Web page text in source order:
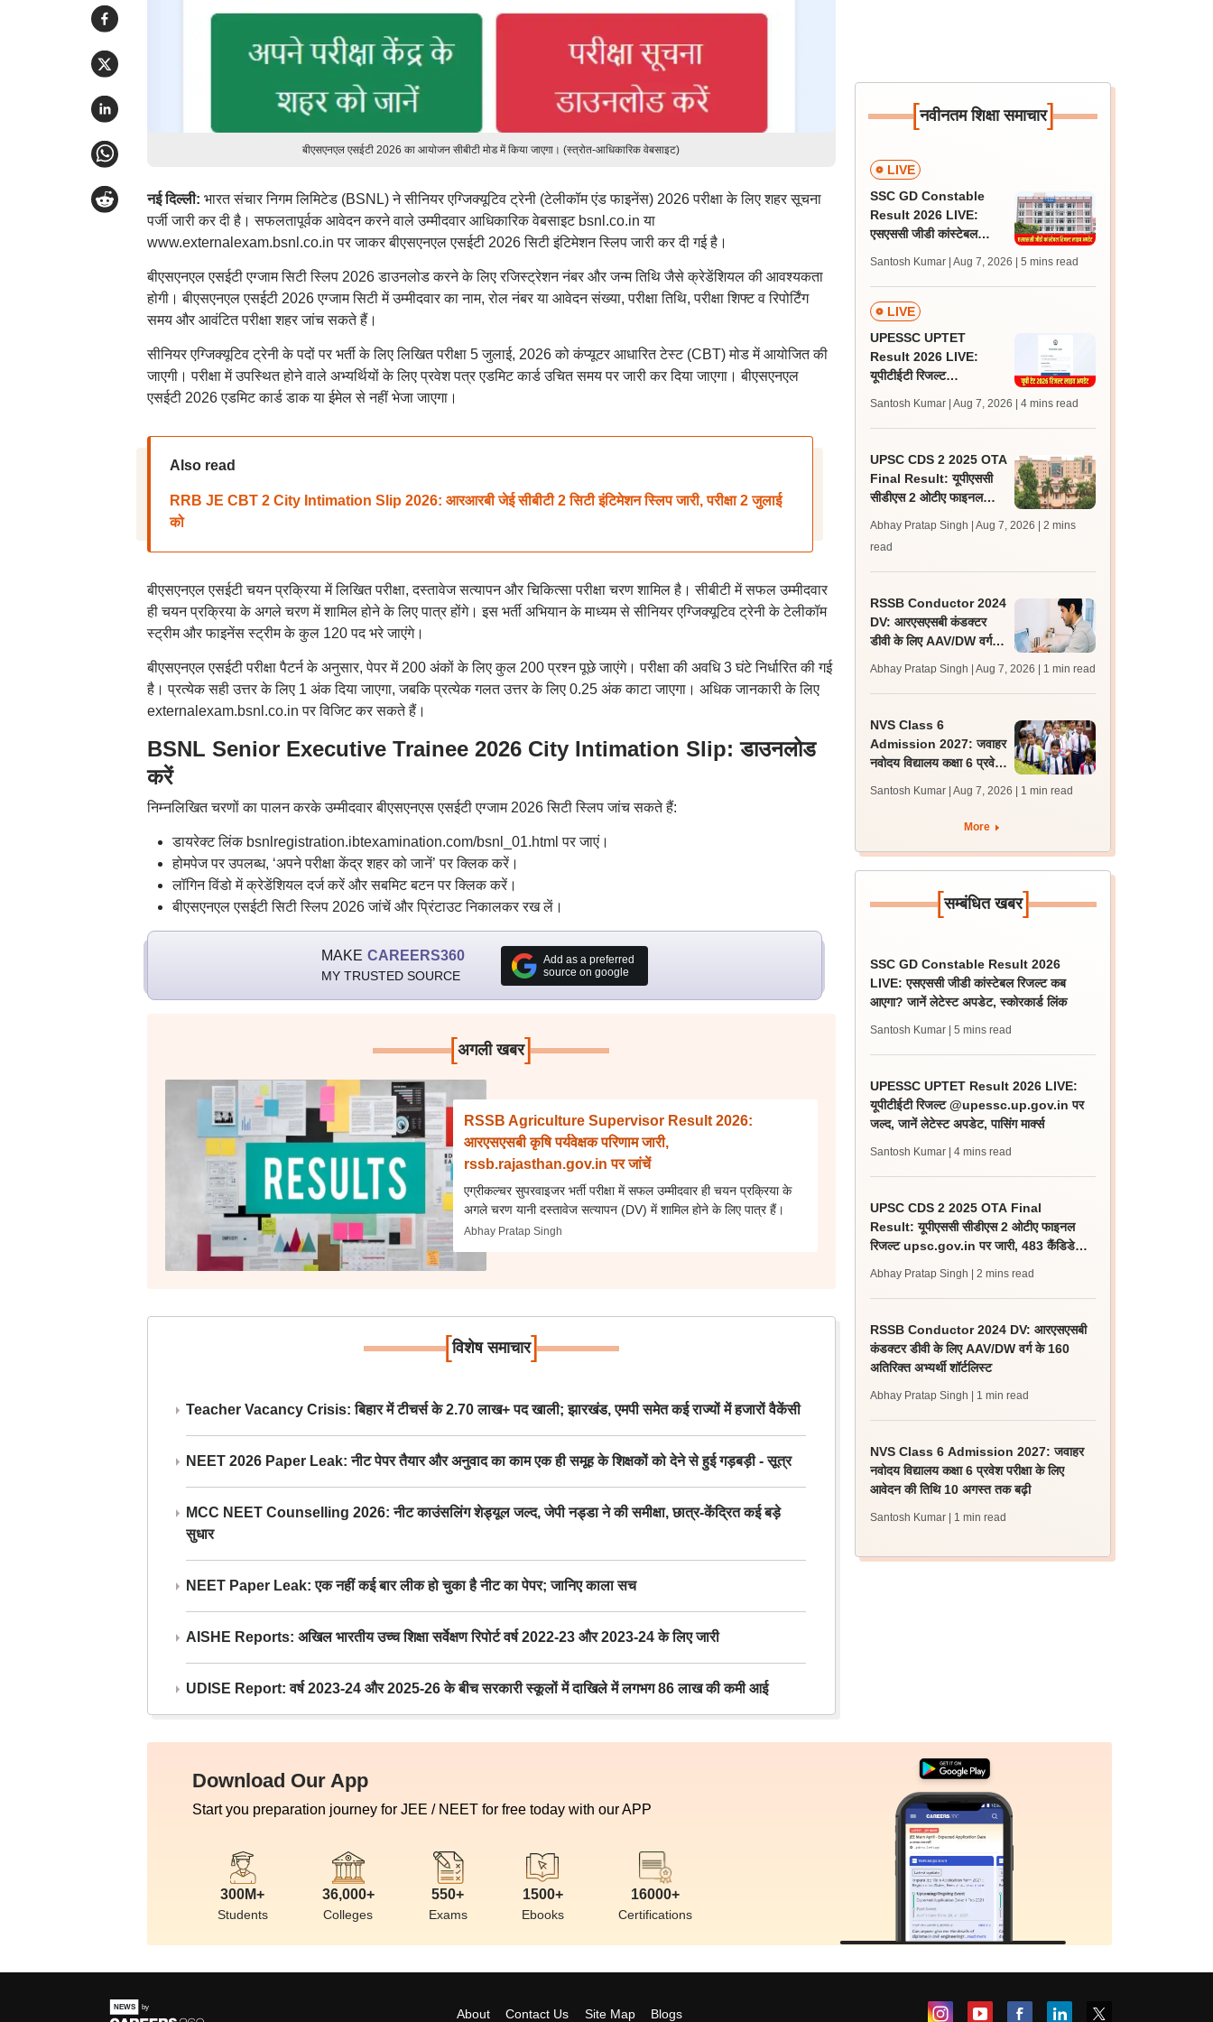
बीएसएनएल एसईटी 2026 का आयोजन सीबीटी मोड में किया जाएगा। (स्त्रोत-आधिकारिक वेबसाइट)
नई दिल्ली: भारत संचार निगम लिमिटेड (BSNL) ने सीनियर एग्जिक्यूटिव ट्रेनी (टेलीकॉम एंड फाइनेंस) 2026 परीक्षा के लिए शहर सूचना
पर्जी जारी कर दी है। सफलतापूर्वक आवेदन करने वाले उम्मीदवार आधिकारिक वेबसाइट bsnl.co.in या
www.externalexam.bsnl.co.in पर जाकर बीएसएनएल एसईटी 2026 सिटी इंटिमेशन स्लिप जारी कर दी गई है।
बीएसएनएल एसईटी एग्जाम सिटी स्लिप 2026 डाउनलोड करने के लिए रजिस्ट्रेशन नंबर और जन्म तिथि जैसे क्रेडेंशियल की आवश्यकता
होगी। बीएसएनएल एसईटी 2026 एग्जाम सिटी में उम्मीदवार का नाम, रोल नंबर या आवेदन संख्या, परीक्षा तिथि, परीक्षा शिफ्ट व रिपोर्टिंग
समय और आवंटित परीक्षा शहर जांच सकते हैं।
सीनियर एग्जिक्यूटिव ट्रेनी के पदों पर भर्ती के लिए लिखित परीक्षा 5 जुलाई, 2026 को कंप्यूटर आधारित टेस्ट (CBT) मोड में आयोजित की
जाएगी। परीक्षा में उपस्थित होने वाले अभ्यर्थियों के लिए प्रवेश पत्र एडमिट कार्ड उचित समय पर जारी कर दिया जाएगा। बीएसएनएल
एसईटी 2026 एडमिट कार्ड डाक या ईमेल से नहीं भेजा जाएगा।
Also read
RRB JE CBT 2 City Intimation Slip 2026: आरआरबी जेई सीबीटी 2 सिटी इंटिमेशन स्लिप जारी, परीक्षा 2 जुलाई
को
बीएसएनएल एसईटी चयन प्रक्रिया में लिखित परीक्षा, दस्तावेज सत्यापन और चिकित्सा परीक्षा चरण शामिल है। सीबीटी में सफल उम्मीदवार
ही चयन प्रक्रिया के अगले चरण में शामिल होने के लिए पात्र होंगे। इस भर्ती अभियान के माध्यम से सीनियर एग्जिक्यूटिव ट्रेनी के टेलीकॉम
स्ट्रीम और फाइनेंस स्ट्रीम के कुल 120 पद भरे जाएंगे।
बीएसएनएल एसईटी परीक्षा पैटर्न के अनुसार, पेपर में 200 अंकों के लिए कुल 200 प्रश्न पूछे जाएंगे। परीक्षा की अवधि 3 घंटे निर्धारित की गई
है। प्रत्येक सही उत्तर के लिए 1 अंक दिया जाएगा, जबकि प्रत्येक गलत उत्तर के लिए 0.25 अंक काटा जाएगा। अधिक जानकारी के लिए
externalexam.bsnl.co.in पर विजिट कर सकते हैं।
BSNL Senior Executive Trainee 2026 City Intimation Slip: डाउनलोड
करें
निम्नलिखित चरणों का पालन करके उम्मीदवार बीएसएनएस एसईटी एग्जाम 2026 सिटी स्लिप जांच सकते हैं:
डायरेक्ट लिंक bsnlregistration.ibtexamination.com/bsnl_01.html पर जाएं।
होमपेज पर उपलब्ध, ‘अपने परीक्षा केंद्र शहर को जानें’ पर क्लिक करें।
लॉगिन विंडो में क्रेडेंशियल दर्ज करें और सबमिट बटन पर क्लिक करें।
बीएसएनएल एसईटी सिटी स्लिप 2026 जांचें और प्रिंटाउट निकालकर रख लें।
MAKE CAREERS360
MY TRUSTED SOURCE
Add as a preferred
source on google
[अगली खबर]
RSSB Agriculture Supervisor Result 2026:
आरएसएसबी कृषि पर्यवेक्षक परिणाम जारी,
rssb.rajasthan.gov.in पर जांचें
एग्रीकल्चर सुपरवाइजर भर्ती परीक्षा में सफल उम्मीदवार ही चयन प्रक्रिया के
अगले चरण यानी दस्तावेज सत्यापन (DV) में शामिल होने के लिए पात्र हैं।
Abhay Pratap Singh
[विशेष समाचार]
Teacher Vacancy Crisis: बिहार में टीचर्स के 2.70 लाख+ पद खाली; झारखंड, एमपी समेत कई राज्यों में हजारों वैकेंसी
NEET 2026 Paper Leak: नीट पेपर तैयार और अनुवाद का काम एक ही समूह के शिक्षकों को देने से हुई गड़बड़ी - सूत्र
MCC NEET Counselling 2026: नीट काउंसलिंग शेड्यूल जल्द, जेपी नड्डा ने की समीक्षा, छात्र-केंद्रित कई बड़े
सुधार
NEET Paper Leak: एक नहीं कई बार लीक हो चुका है नीट का पेपर; जानिए काला सच
AISHE Reports: अखिल भारतीय उच्च शिक्षा सर्वेक्षण रिपोर्ट वर्ष 2022-23 और 2023-24 के लिए जारी
UDISE Report: वर्ष 2023-24 और 2025-26 के बीच सरकारी स्कूलों में दाखिले में लगभग 86 लाख की कमी आई
[नवीनतम शिक्षा समाचार]
LIVE
SSC GD Constable
Result 2026 LIVE:
एसएससी जीडी कांस्टेबल
लेटेस्ट अपडेट, स्कोरकार्ड लिंक
Santosh Kumar | Aug 7, 2026 | 5 mins read
LIVE
UPESSC UPTET
Result 2026 LIVE:
यूपीटीईटी रिजल्ट
जल्द, जानें लेटेस्ट अपडेट,
पासिंग मार्क्स
Santosh Kumar | Aug 7, 2026 | 4 mins read
UPSC CDS 2 2025 OTA
Final Result: यूपीएससी
सीडीएस 2 ओटीए फाइनल
जारी, 483 कैंडिडेट चयनित
Abhay Pratap Singh | Aug 7, 2026
| 2 mins
read
RSSB Conductor 2024
DV: आरएसएसबी कंडक्टर
डीवी के लिए AAV/DW वर्ग के
शॉर्टलिस्ट
Abhay Pratap Singh | Aug 7, 2026 | 1 min read
NVS Class 6
Admission 2027: जवाहर
नवोदय विद्यालय कक्षा 6 प्रवेश
10 अगस्त तक बढ़ी
Santosh Kumar | Aug 7, 2026 | 1 min read
More
[सम्बंधित खबर]
SSC GD Constable Result 2026
LIVE: एसएससी जीडी कांस्टेबल रिजल्ट कब
आएगा? जानें लेटेस्ट अपडेट, स्कोरकार्ड लिंक
Santosh Kumar | 5 mins read
UPESSC UPTET Result 2026 LIVE:
यूपीटीईटी रिजल्ट @upessc.up.gov.in पर
जल्द, जानें लेटेस्ट अपडेट, पासिंग मार्क्स
Santosh Kumar | 4 mins read
UPSC CDS 2 2025 OTA Final
Result: यूपीएससी सीडीएस 2 ओटीए फाइनल
रिजल्ट upsc.gov.in पर जारी, 483 कैंडिडेट
Abhay Pratap Singh | 2 mins read
RSSB Conductor 2024 DV: आरएसएसबी
कंडक्टर डीवी के लिए AAV/DW वर्ग के 160
अतिरिक्त अभ्यर्थी शॉर्टलिस्ट
Abhay Pratap Singh | 1 min read
NVS Class 6 Admission 2027: जवाहर
नवोदय विद्यालय कक्षा 6 प्रवेश परीक्षा के लिए
आवेदन की तिथि 10 अगस्त तक बढ़ी
Santosh Kumar | 1 min read
Download Our App
Start you preparation journey for JEE / NEET for free today with our APP
300M+
Students
36,000+
Colleges
550+
Exams
1500+
Ebooks
16000+
Certifications
About Contact Us Site Map Blogs